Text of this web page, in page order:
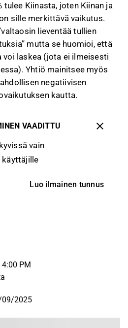
tulee Kiinasta, joten Kiinan ja
sille merkittävä vaikutus.
lieventää tullien
mutta se huomioi, että
voi laskea (jota ei ilmeisesti
Yhtiö mainitsee myös
negatiivisen
kautta.
VAADITTU
vain
käyttäjille
Luo ilmainen tunnus
PM
2025